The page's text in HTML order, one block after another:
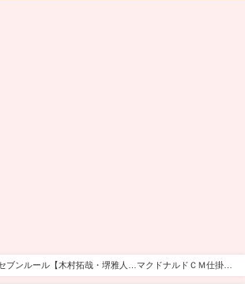
ブンルール【木村拓哉・堺雅人…マクドナルドＣＭ仕掛け
解析まとめ